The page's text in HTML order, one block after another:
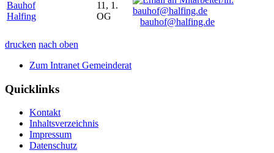
Bauhof
Halfing
11, 1.
OG
bauhof@halfing.de
drucken nach oben
Zum Intranet Gemeinderat
Quicklinks
Kontakt
Inhaltsverzeichnis
Impressum
Datenschutz